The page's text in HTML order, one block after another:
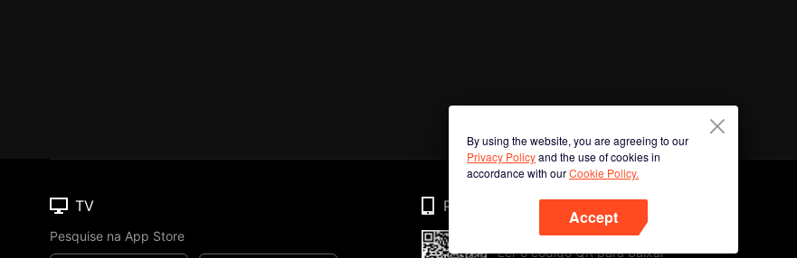
By using the website, you are agreeing to our
Privacy Policyand the use of cookies in
accordance with ourCookie Policy.
Accept
TV
Pesquise na App Store
Phone
Ler o código QR para baixar